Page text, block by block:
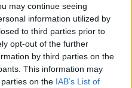
may continue seeing
information utilized by
to third parties prior to
opt-out of the further
by third parties on the
This information may
on the IAB’s List of